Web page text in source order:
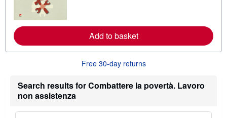
e
o
t
i
i
Add to basket
Free 30-day returns
Search results for Combattere la povertà. Lavoro
non assistenza